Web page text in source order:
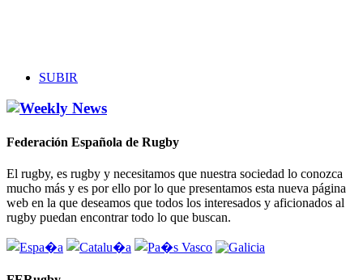
SUBIR
Federación Española de Rugby
El rugby, es rugby y necesitamos que nuestra sociedad lo conozca
mucho más y es por ello por lo que presentamos esta nueva página
web en la que deseamos que todos los interesados y aficionados al
rugby puedan encontrar todo lo que buscan.